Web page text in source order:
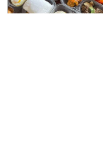
FOODSPOT.CO.ID